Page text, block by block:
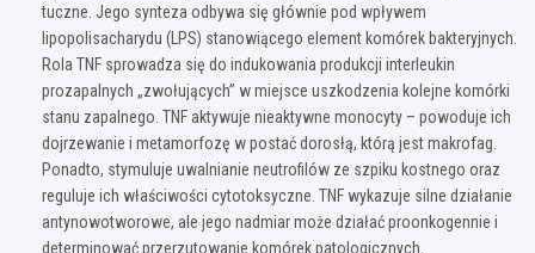
tuczne. Jego synteza odbywa się głównie pod wpływem
lipopolisacharydu (LPS) stanowiącego element komórek bakteryjnych.
Rola TNF sprowadza się do indukowania produkcji interleukin
prozapalnych „zwołujących” w miejsce uszkodzenia kolejne komórki
stanu zapalnego. TNF aktywuje nieaktywne monocyty – powoduje ich
dojrzewanie i metamorfozę w postać dorosłą, którą jest makrofag.
Ponadto, stymuluje uwalnianie neutrofilów ze szpiku kostnego oraz
reguluje ich właściwości cytotoksyczne. TNF wykazuje silne działanie
antynowotworowe, ale jego nadmiar może działać proonkogennie i
determinować przerzutowanie komórek patologicznych.